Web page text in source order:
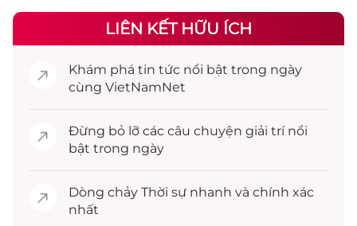
LIÊN KẾT HỮU ÍCH
Khám phá tin tức nổi bật trong ngày
cùng VietNamNet
Đừng bỏ lỡ các câu chuyện giải trínổi
bật trong ngày
Dòng chảy Thời sự nhanh và chính xác
nhất